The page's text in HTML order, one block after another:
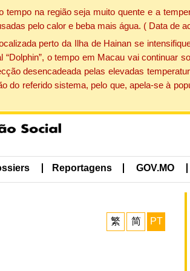
na região seja muito quente e a
pelo calor e beba mais água. ( Data de
perto da Ilha de Hainan se
o tempo em Macau vai continuar
desencadeada pelas elevadas
do referido sistema, pelo que, apela-se à
Reportagens GOV.MO
繁 简 PT